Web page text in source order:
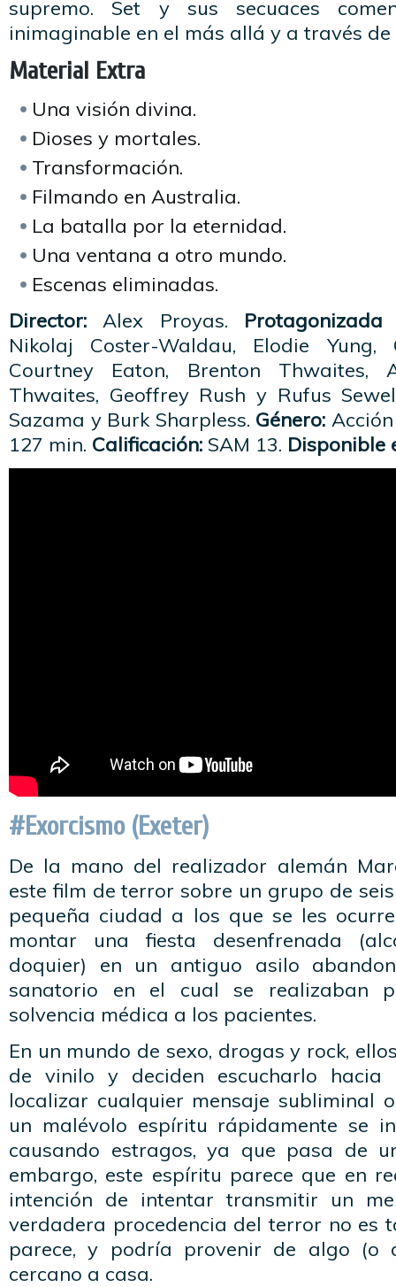
supremo. Set y sus secuaces
inimaginable en el más allá y a través de
Material Extra
Una visión divina.
Dioses y mortales.
Transformación.
Filmando en Australia.
La batalla por la eternidad.
Una ventana a otro mundo.
Escenas eliminadas.
Director: Alex Proyas. Protagonizada
Nikolaj Coster-Waldau, Elodie Yung,
Courtney Eaton, Brenton Thwaites,
Thwaites, Geoffrey Rush y Rufus
Sazama y Burk Sharpless. Género:
127 min. Calificación: SAM 13. Disponible
#Exorcismo (Exeter)
De la mano del realizador alemán
este film de terror sobre un grupo de
pequeña ciudad a los que se les
montar una fiesta desenfrenada
doquier) en un antiguo asilo
sanatorio en el cual se realizaban
solvencia médica a los pacientes.
En un mundo de sexo, drogas y rock,
de vinilo y deciden escucharlo
localizar cualquier mensaje subliminal
un malévolo espíritu rápidamente se
causando estragos, ya que pasa de
embargo, este espíritu parece que en
intención de intentar transmitir un
verdadera procedencia del terror no es
parece, y podría provenir de algo (o
cercano a casa.